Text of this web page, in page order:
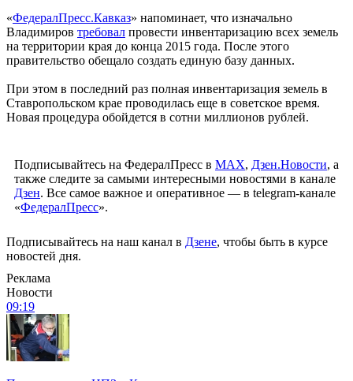
«ФедералПресс.Кавказ» напоминает, что изначально
Владимиров требовал провести инвентаризацию всех земель
на территории края до конца 2015 года. После этого
правительство обещало создать единую базу данных.
При этом в последний раз полная инвентаризация земель в
Ставропольском крае проводилась еще в советское время.
Новая процедура обойдется в сотни миллионов рублей.
Подписывайтесь на ФедералПресс в МАХ, Дзен.Новости, а
также следите за самыми интересными новостями в канале
Дзен. Все самое важное и оперативное — в telegram-канале
«ФедералПресс».
Подписывайтесь на наш канал в Дзене, чтобы быть в курсе
новостей дня.
Реклама
Новости
09:19